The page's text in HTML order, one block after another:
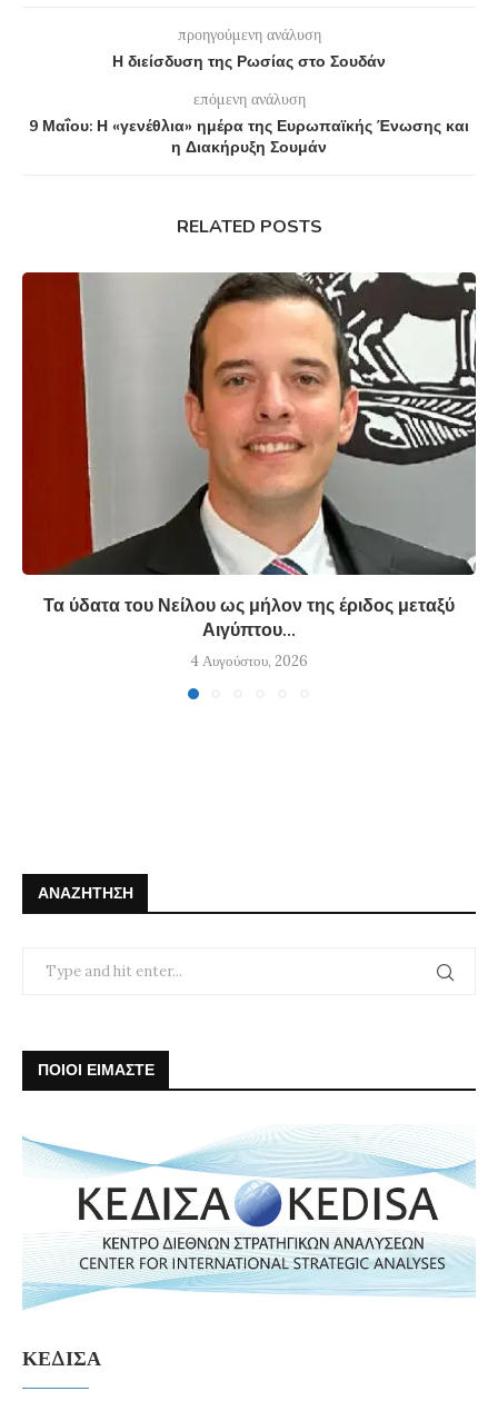
προηγούμενη ανάλυση
Η διείσδυση της Ρωσίας στο Σουδάν
επόμενη ανάλυση
9 Μαΐου: Η «γενέθλια» ημέρα της Ευρωπαϊκής Ένωσης και
η Διακήρυξη Σουμάν
RELATED POSTS
Τα ύδατα του Νείλου ως μήλον της έριδος μεταξύ
Αιγύπτου...
4 Αυγούστου, 2026
ΑΝΑΖΉΤΗΣΗ
ΠΟΙΟΙ ΕΙΜΑΣΤΕ
ΚΕΔΙΣΑ